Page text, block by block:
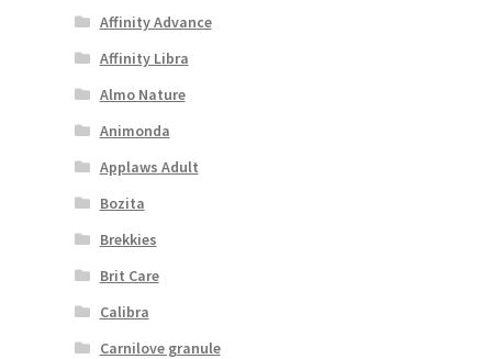
Affinity Advance
Affinity Libra
Almo Nature
Animonda
Applaws Adult
Bozita
Brekkies
Brit Care
Calibra
Carnilove granule